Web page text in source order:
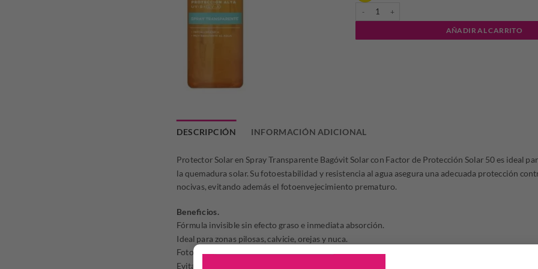
BAGOVIT SOLAR FP50 SPRAY TRANSP.X200ML
AÑADIR AL CARRITO
DESCRIPCIÓN INFORMACIÓN ADICIONAL
Protector Solar en Spray Transparente Bagóvit Solar con Factor de Protección Solar 50 es ideal
la quemadura solar. Su fotoestabilidad y resistencia al agua asegura una adecuada protección
nocivas, evitando además el fotoenvejecimiento prematuro.
Beneficios.
Fórmula invisible sin efecto graso e inmediata absorción.
Ideal para zonas pilosas, calvicie, orejas y nuca.
Fotoestabilidad y resistencia al agua que aseguran una adecuada protección.
Evita el fotoenvejecimiento prematuro.